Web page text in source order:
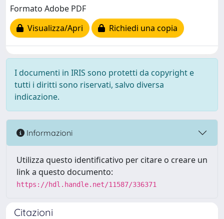
Formato Adobe PDF
Visualizza/Apri
Richiedi una copia
I documenti in IRIS sono protetti da copyright e
tutti i diritti sono riservati, salvo diversa
indicazione.
Informazioni
Utilizza questo identificativo per citare o creare un
link a questo documento:
https://hdl.handle.net/11587/336371
Citazioni